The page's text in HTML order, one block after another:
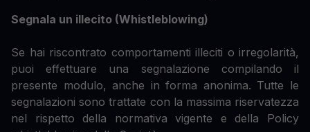
Segnala un illecito (Whistleblowing)
Se hai riscontrato comportamenti illeciti o irregolarità,
puoi effettuare una segnalazione compilando il
presente modulo, anche in forma anonima. Tutte le
segnalazioni sono trattate con la massima riservatezza
nel rispetto della normativa vigente e della Policy